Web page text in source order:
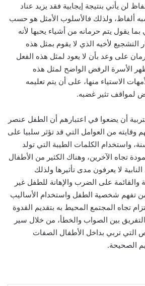
لن يأتي بنتيجة إيجابية فقد يزيد عناد
ألفاظ، ولذلك فالأسلوب الأمثل هو حسب
يقول يتم حرمانه من أشياء يحبها لأنه
لأخيه الذي لا يقوم بمثل هذه
على وعد بأن لا يعود لمثل هذه الفعل
الأسرة الرفض الواضح لمثل هذه
الاستياء منها، على أن يتم تعليمه
لمواقف تثير غضبه.
أن يضعوا في اعتبارهم أن الطفل عنصر
وقايته من العوامل التي قد تؤثر سلبيا على
واستخدام الكلمات الطيبة التي تولد
تجاه الآخرين، وهناك الكثير من الأطفال
لا يعرفون مدى تأثيرها ولذلك
والقائمة على الضرب والإهانة للطفل غير
من تفهم شخصية الطفل واستخدام الأساليب
تجاه المجتمع المحيط به بتقديم القدوة
بين الصواب والخطأ، من خلال سير
التي تربي بداخل الأطفال الصفات
الصحيحة.